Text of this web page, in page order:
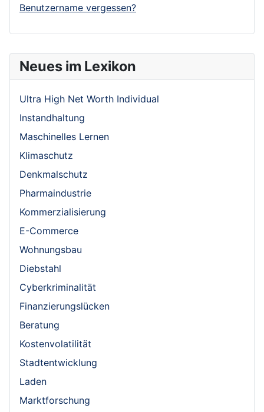
Neues im Lexikon
Ultra High Net Worth Individual
Instandhaltung
Maschinelles Lernen
Klimaschutz
Denkmalschutz
Pharmaindustrie
Kommerzialisierung
E-Commerce
Wohnungsbau
Diebstahl
Cyberkriminalität
Finanzierungslücken
Beratung
Kostenvolatilität
Stadtentwicklung
Laden
Marktforschung
Benutzername vergessen?